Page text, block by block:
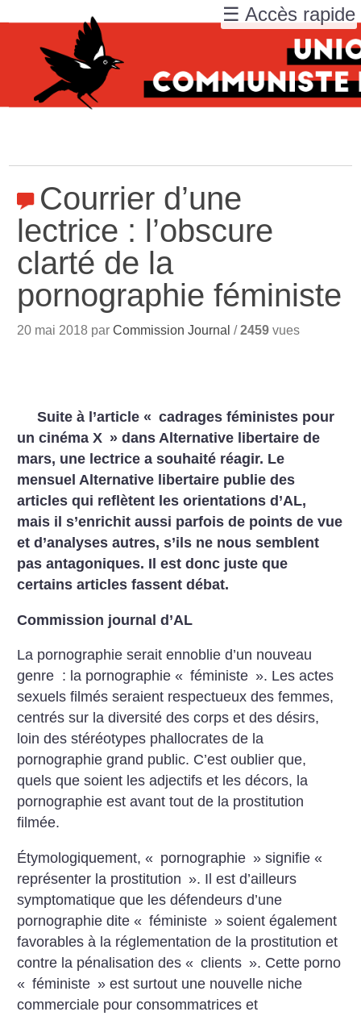
Courrier d’une
lectrice : l’obscure
clarté de la
pornographie féministe
20 mai 2018 parCommission Journal /2459 vues
Suite à l’article « cadrages féministes pour
un cinéma X » dans Alternative libertaire de
mars, une lectrice a souhaité réagir. Le
mensuel Alternative libertaire publie des
articles qui reflètent les orientations d’AL,
mais il s’enrichit aussi parfois de points de vue
et d’analyses autres, s’ils ne nous semblent
pas antagoniques. Il est donc juste que
certains articles fassent débat.
Commission journal d’AL
La pornographie serait ennoblie d’un nouveau
genre : la pornographie « féministe ». Les actes
sexuels filmés seraient respectueux des femmes,
centrés sur la diversité des corps et des désirs,
loin des stéréotypes phallocrates de la
pornographie grand public. C’est oublier que,
quels que soient les adjectifs et les décors, la
pornographie est avant tout de la prostitution
filmée.
Étymologiquement, « pornographie » signifie «
représenter la prostitution ». Il est d’ailleurs
symptomatique que les défendeurs d’une
pornographie dite « féministe » soient également
favorables à la réglementation de la prostitution et
contre la pénalisation des « clients ». Cette porno
« féministe » est ­surtout une nouvelle niche
commerciale pour consommatrices et
☰ Accès rapide